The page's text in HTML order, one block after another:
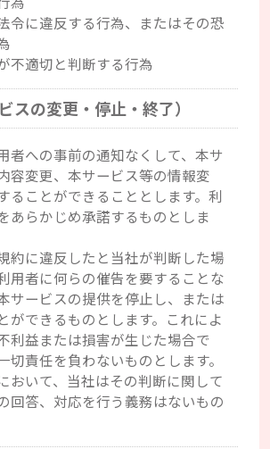
不適切と判断する行為
スの変更・停止・終了）
容変更、本サービス等の情報変
ることができることとします。利
あらかじめ承諾するものとしま
用者に何らの催告を要することな
サービスの提供を停止し、または
ができるものとします。これによ
利益または損害が生じた場合で
切責任を負わないものとします。
回答、対応を行う義務はないもの